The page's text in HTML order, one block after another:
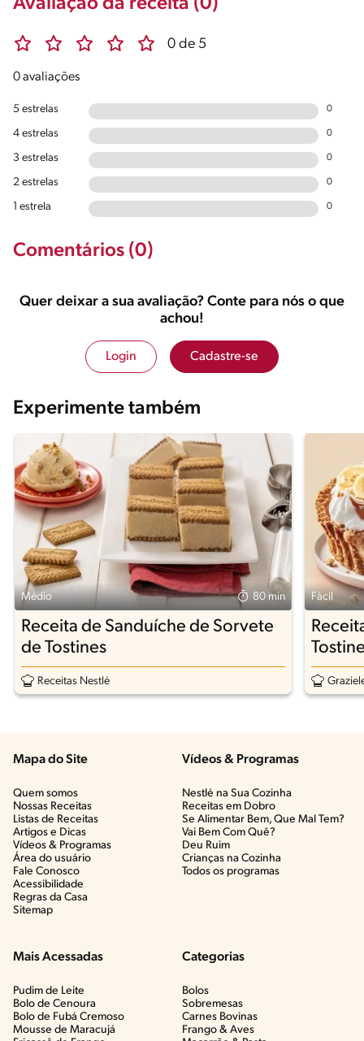
Avaliação da receita (0)
0 de 5
0 avaliações
5 estrelas 0
4 estrelas 0
3 estrelas 0
2 estrelas 0
1 estrela 0
Comentários (0)
Quer deixar a sua avaliação? Conte para nós o que
achou!
Login Cadastre-se
Experimente também
Médio 80 min
Receita de Sanduíche de Sorvete
de Tostines
Receitas Nestlé
Fácil
Mapa do Site
Quem somos
Nossas Receitas
Listas de Receitas​
Artigos e Dicas​
Vídeos & Programas​
Área do usuário
Fale Conosco
Acessibilidade
Regras da Casa
Sitemap
Vídeos & Programas​
Nestlé na Sua Cozinha
Receitas em Dobro
Se Alimentar Bem, Que Mal Tem?​
Vai Bem Com Quê?​
Deu Ruim​
Crianças na Cozinha​
Todos os programas
Mais Acessadas
Pudim de Leite
Bolo de Cenoura
Bolo de Fubá Cremoso
Mousse de Maracujá
Categorias
Bolos
Sobremesas
Carnes Bovinas​
Frango & Aves​